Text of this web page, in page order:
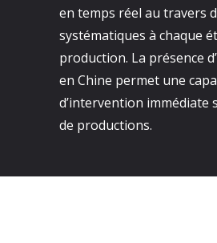
en temps réel au travers
systématiques à chaque
production. La présence
en Chine permet une
d’intervention immédiate
de productions.